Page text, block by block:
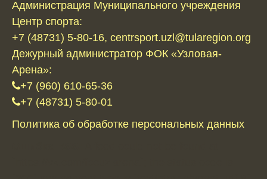
Администрация Муниципального учреждения
Центр спорта:
+7 (48731) 5-80-16, centrsport.uzl@tularegion.org
Дежурный администратор ФОК «Узловая-
Арена»:
+7 (960) 610-65-36
+7 (48731) 5-80-01
Политика об обработке персональных данных